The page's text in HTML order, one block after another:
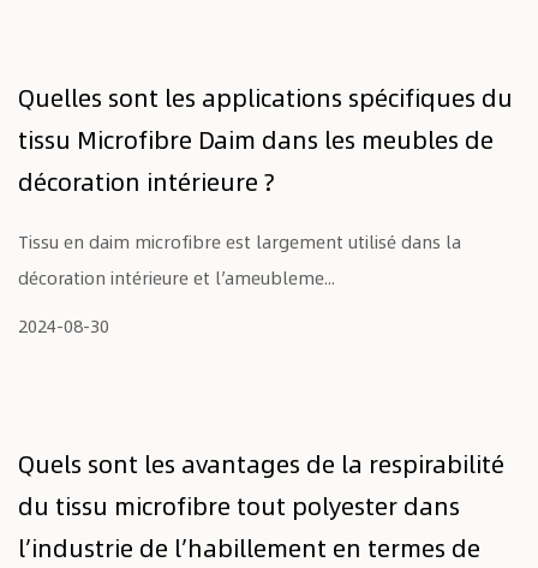
Quelles sont les applications spécifiques du
tissu Microfibre Daim dans les meubles de
décoration intérieure ?
Tissu en daim microfibre est largement utilisé dans la
décoration intérieure et l’ameubleme...
2024-08-30
Quels sont les avantages de la respirabilité
du tissu microfibre tout polyester dans
l’industrie de l’habillement en termes de